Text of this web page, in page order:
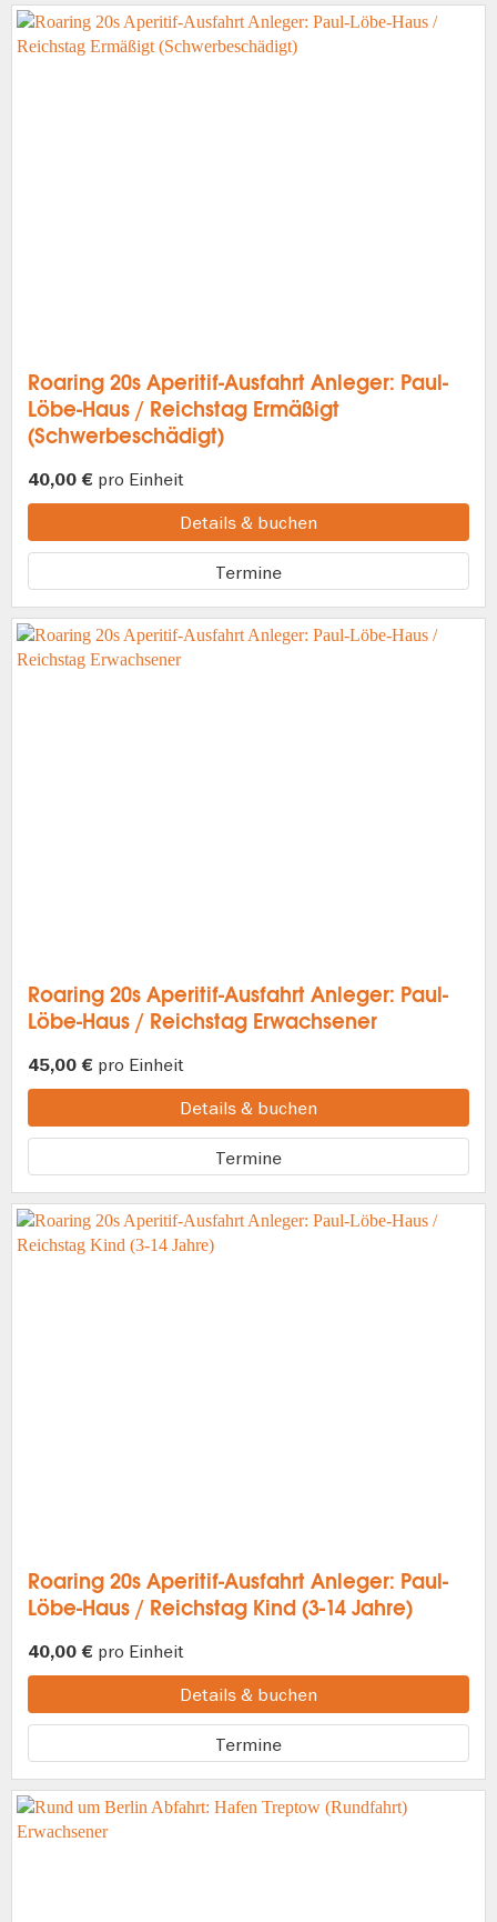
Roaring 20s Aperitif-Ausfahrt Anleger: Paul-
Löbe-Haus / Reichstag Ermäßigt
(Schwerbeschädigt)
40,00 € pro Einheit
Details & buchen
Termine
Roaring 20s Aperitif-Ausfahrt Anleger: Paul-
Löbe-Haus / Reichstag Erwachsener
45,00 € pro Einheit
Details & buchen
Termine
Roaring 20s Aperitif-Ausfahrt Anleger: Paul-
Löbe-Haus / Reichstag Kind (3-14 Jahre)
40,00 € pro Einheit
Details & buchen
Termine